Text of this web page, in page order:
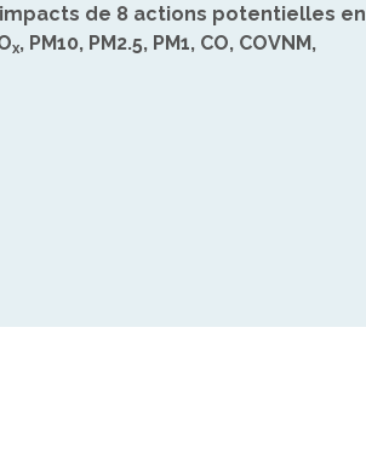
de 8 actions potentielles en
x, PM10, PM2.5, PM1, CO, COVNM,